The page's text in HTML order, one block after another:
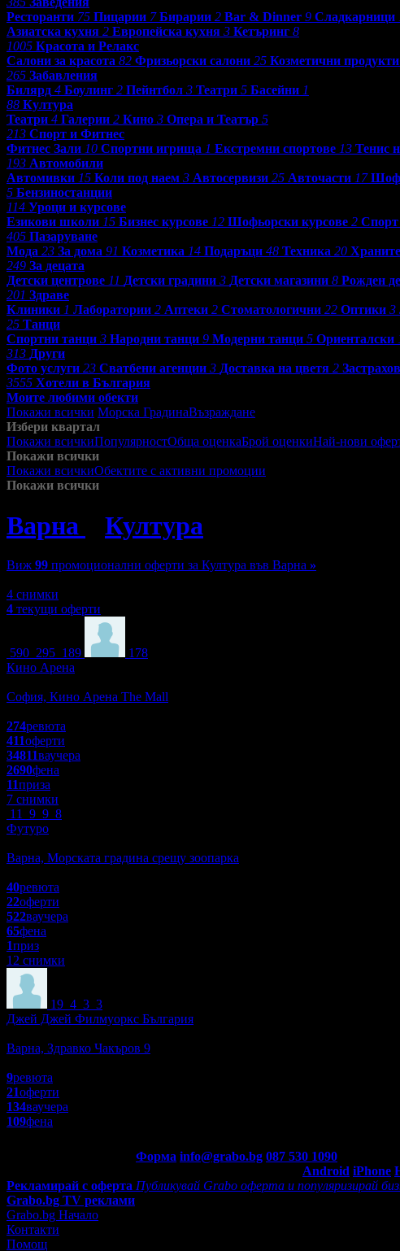
Ресторанти 75 Пицарии 7 Бирарии 2 Bar & Dinner 9 Сладкарници
Азиатска кухня 2 Европейска кухня 3 Кетъринг 8
1005 Красота и Релакс
Салони за красота 82 Фризьорски салони 25 Козметични продукти
265 Забавления
Билярд 4 Боулинг 2 Пейнтбол 3 Театри 5 Басейни 1
88 Култура
Театри 4 Галерии 2 Кино 3 Опера и Театър 5
213 Спорт и Фитнес
Фитнес Зали 10 Спортни игрища 1 Екстремни спортове 13 Тенис
193 Автомобили
Автомивки 15 Коли под наем 3 Автосервизи 25 Авточасти 17
5 Бензиностанции
114 Уроци и курсове
Езикови школи 15 Бизнес курсове 12 Шофьорски курсове 2 Спорт
405 Пазаруване
Мода 23 За дома 91 Козметика 14 Подаръци 48 Техника 20
249 За децата
Детски центрове 11 Детски градини 3 Детски магазини 8 Рожден
201 Здраве
Клиники 1 Лаборатории 2 Аптеки 2 Стоматологични 22 Оптики 3
25 Танци
Спортни танци 3 Народни танци 9 Модерни танци 5 Ориенталски
313 Други
Фото услуги 23 Сватбени агенции 3 Доставка на цветя 2
3555 Хотели в България
Моите любими обекти
Покажи всички Морска ГрадинаВъзраждане
Избери квартал
Покажи всичкиПопулярностОбща оценкаБрой оценкиНай-нови
Покажи всички
Покажи всичкиОбектите с активни промоции
Покажи всички
Варна Култура
Виж 99 промоционални оферти за Култура във Варна »
4 снимки
4 текущи оферти
590 295 189
178
Кино Арена
София, Кино Арена The Mall
274ревюта
411оферти
34811ваучера
2690фена
11приза
7 снимки
11
9 9 8
Футуро
Варна, Морската градина срещу зоопарка
40ревюта
22оферти
522ваучера
65фена
1приз
12 снимки
19 4 3 3
Джей Джей Филмуоркс България
Варна, Здравко Чакъров 9
9ревюта
21оферти
134ваучера
109фена
Форма info@grabo.bg 087 530 1090
Android iPhone
Рекламирай с оферта Публикувай Grabo оферта и популяризирай
Grabo.bg TV реклами
Grabo.bg Начало
Контакти
Помощ